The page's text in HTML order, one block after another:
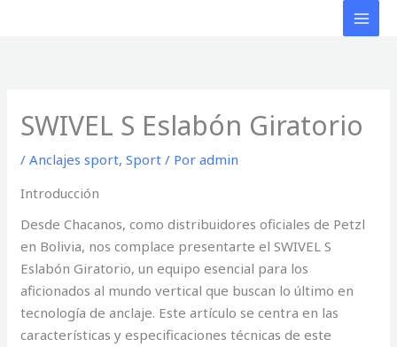
SWIVEL S Eslabón Giratorio
/Anclajes sport,Sport / Poradmin
Introducción
Desde Chacanos, como distribuidores oficiales de Petzl
en Bolivia, nos complace presentarte el SWIVEL S
Eslabón Giratorio, un equipo esencial para los
aficionados al mundo vertical que buscan lo último en
tecnología de anclaje. Este artículo se centra en las
características y especificaciones técnicas de este